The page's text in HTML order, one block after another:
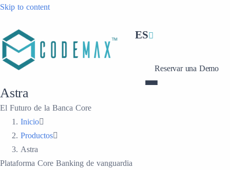
Skip to content
ES
Reservar una Demo
Astra
El Futuro de la Banca Core
Inicio
Productos
Astra
Plataforma Core Banking de vanguardia